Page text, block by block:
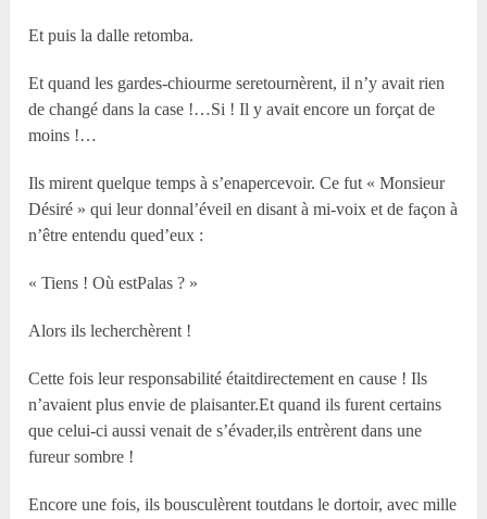
Et puis la dalle retomba.
Et quand les gardes-chiourme seretournèrent, il n’y avait rien
de changé dans la case !…Si ! Il y avait encore un forçat de
moins !…
Ils mirent quelque temps à s’enapercevoir. Ce fut « Monsieur
Désiré » qui leur donnal’éveil en disant à mi-voix et de façon à
n’être entendu qued’eux :
« Tiens ! Où estPalas ? »
Alors ils lecherchèrent !
Cette fois leur responsabilité étaitdirectement en cause ! Ils
n’avaient plus envie de plaisanter.Et quand ils furent certains
que celui-ci aussi venait de s’évader,ils entrèrent dans une
fureur sombre !
Encore une fois, ils bousculèrent toutdans le dortoir, avec mille